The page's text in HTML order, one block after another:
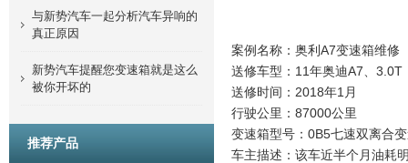
与新势汽车一起分析汽车异响的
真正原因
新势汽车提醒您变速箱就是这么
被你开坏的
推荐产品
案例名称：奥利A7变速箱维修
送修车型：11年奥迪A7、3.0T
送修时间：2018年1月
行驶公里：87000公里
变速箱型号：0B5七速双离合
车主描述：该车近半个月油耗